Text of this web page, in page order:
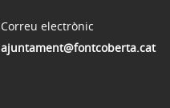
Correu electrònic
ajuntament@fontcoberta.cat